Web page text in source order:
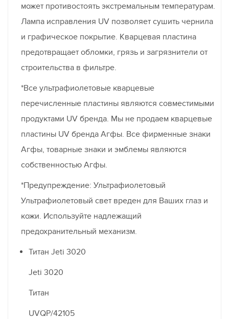
может противостоять экстремальным температурам.
Лампа исправления UV позволяет сушить чернила
и графическое покрытие. Кварцевая пластина
предотвращает обломки, грязь и загрязнители от
строительства в фильтре.
*Все ультрафиолетовые кварцевые
перечисленные пластины являются совместимыми
продуктами UV бренда. Мы не продаем кварцевые
пластины UV бренда Агфы. Все фирменные знаки
Агфы, товарные знаки и эмблемы являются
собственностью Агфы.
*Предупреждение: Ультрафиолетовый
Ультрафиолетовый свет вреден для Ваших глаз и
кожи. Используйте надлежащий
предохранительный механизм.
Титан Jeti 3020
Jeti 3020
Титан
UVQP/42105